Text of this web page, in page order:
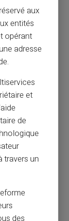
My Reserve
human
most of
may
the high-
only requires
Veritas
aux
entités
opérant
adresse
et
de
travers un
des